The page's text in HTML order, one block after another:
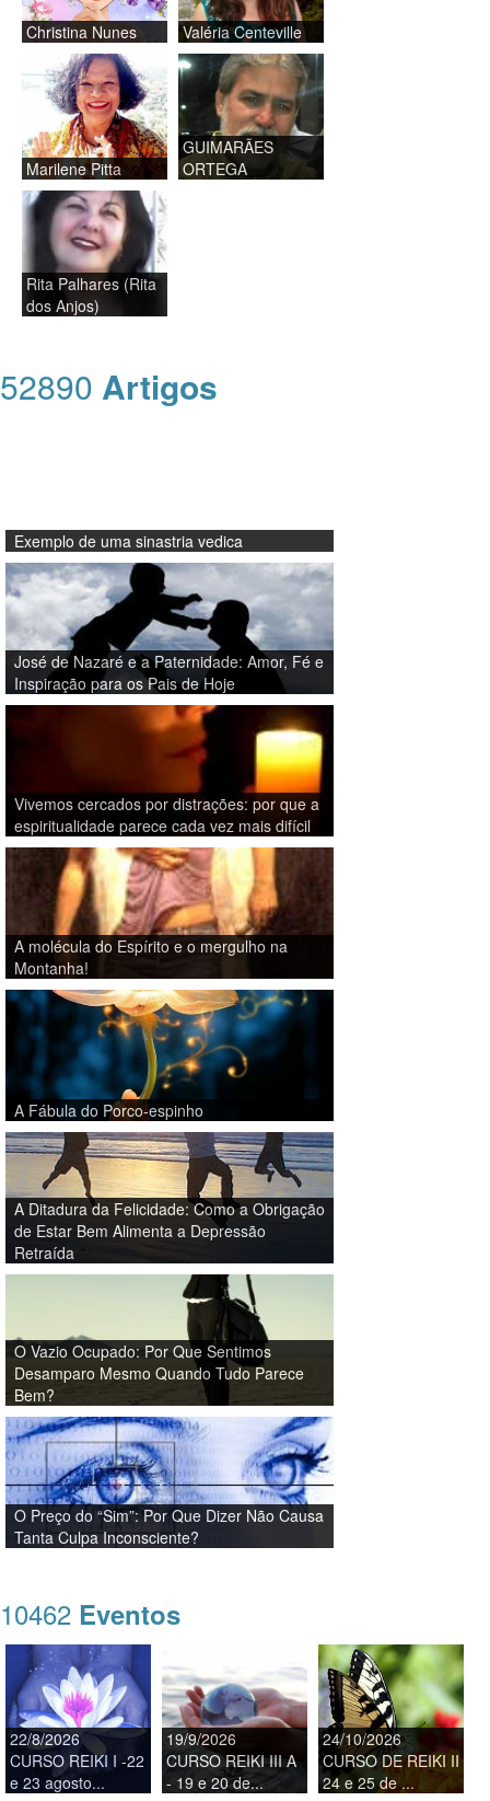
Christina Nunes Valéria Centeville
Marilene Pitta
GUIMARÃES
ORTEGA
Rita Palhares (Rita
dos Anjos)
52890 Artigos
Exemplo de uma sinastria vedica
José de Nazaré e a Paternidade: Amor, Fé e
Inspiração para os Pais de Hoje
Vivemos cercados por distrações: por que a
espiritualidade parece cada vez mais difícil
A molécula do Espírito e o mergulho na
Montanha!
A Fábula do Porco-espinho
A Ditadura da Felicidade: Como a Obrigação
de Estar Bem Alimenta a Depressão
Retraída
O Vazio Ocupado: Por Que Sentimos
Desamparo Mesmo Quando Tudo Parece
Bem?
O Preço do “Sim”: Por Que Dizer Não Causa
Tanta Culpa Inconsciente?
10462 Eventos
22/8/2026
CURSO REIKI I -22
e 23 agosto...
19/9/2026
CURSO REIKI III A
- 19 e 20 de...
24/10/2026
CURSO DE REIKI II
24 e 25 de ...